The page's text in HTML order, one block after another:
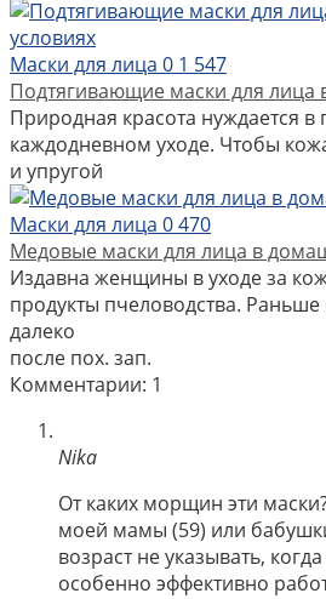
Маски для лица 0 1 547
Подтягивающие маски для лица
Природная красота нуждается
каждодневном уходе. Чтобы
и упругой
Маски для лица 0470
Медовые маски для лица в
Издавна женщины в уходе за
продукты пчеловодства.
далеко
после пох. зап.
Комментарии: 1
Nika
От каких морщин эти
моей мамы (59) или
возраст не указывать,
особенно эффективно